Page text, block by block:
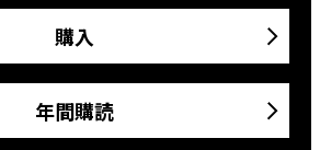
購入
年間購読